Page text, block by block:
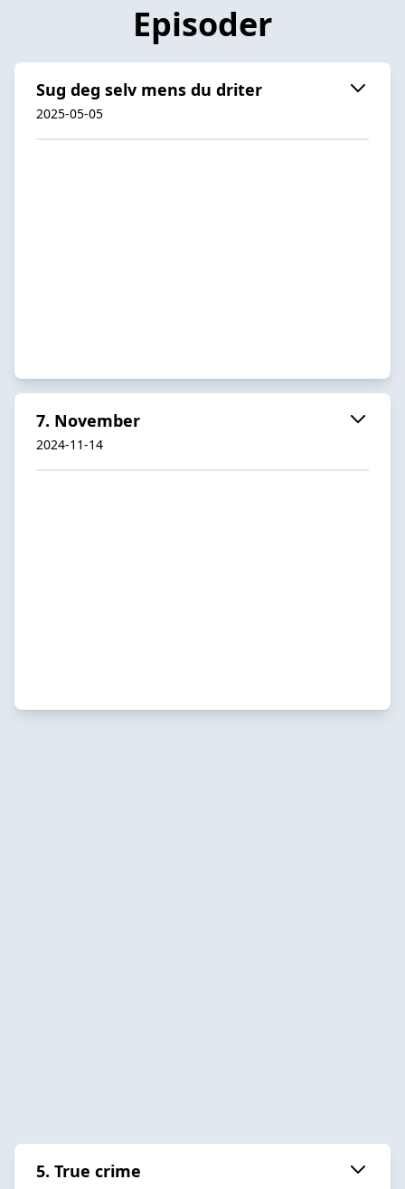
Episoder
Sug deg selv mens du driter
2025-05-05
7. November
2024-11-14
5. True crime